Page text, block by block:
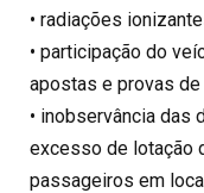
• radiações
• participação do
apostas e provas
• inobservância
excesso de lotação
passageiros em